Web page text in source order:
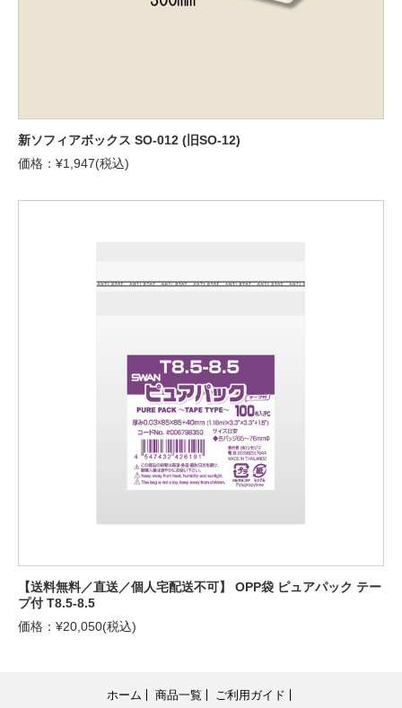
新ソフィアボックス SO-012 (旧SO-12)
価格：¥1,947(税込)
【送料無料／直送／個人宅配送不可】 OPP袋 ピュアパック テー
プ付 T8.5-8.5
価格：¥20,050(税込)
ホーム 商品一覧 ご利用ガイド